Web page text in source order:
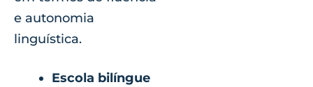
e autonomia
linguística.
Escola bilíngue